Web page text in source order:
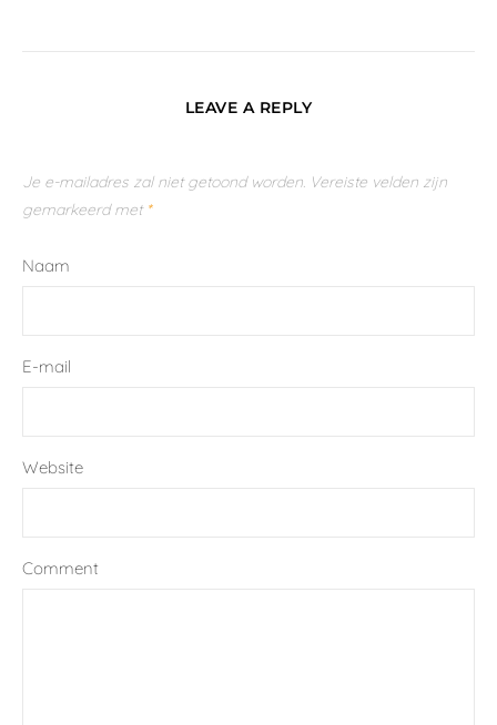
LEAVE A REPLY
Je e-mailadres zal niet getoond worden. Vereiste velden zijn
gemarkeerd met *
Naam
E-mail
Website
Comment